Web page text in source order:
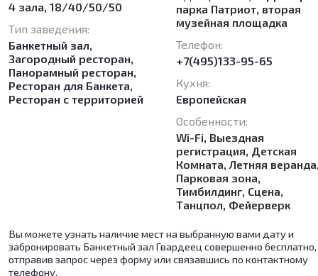
4 зала, 18/40/50/50
Тип заведения:
Банкетный зал,
Загородный ресторан,
Панорамный ресторан,
Ресторан для Банкета,
Ресторан с территорией
парка Патриот, вторая
музейная площадка
Телефон:
+7(495)133-95-65
Кухня:
Европейская
Особенности:
Wi-Fi, Выездная
регистрация, Детская
Комната, Летняя
Парковая зона,
Тимбилдинг, Сцена,
Танцпол, Фейерверк
Вы можете узнать наличие мест на выбранную вами дату и
забронировать Банкетный зал Гвардеец совершенно бесплатно,
отправив запрос через форму или связавшись по контактному
телефону.